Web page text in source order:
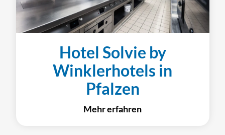
Hotel Solvie by
Winklerhotels in
Pfalzen
Mehr erfahren